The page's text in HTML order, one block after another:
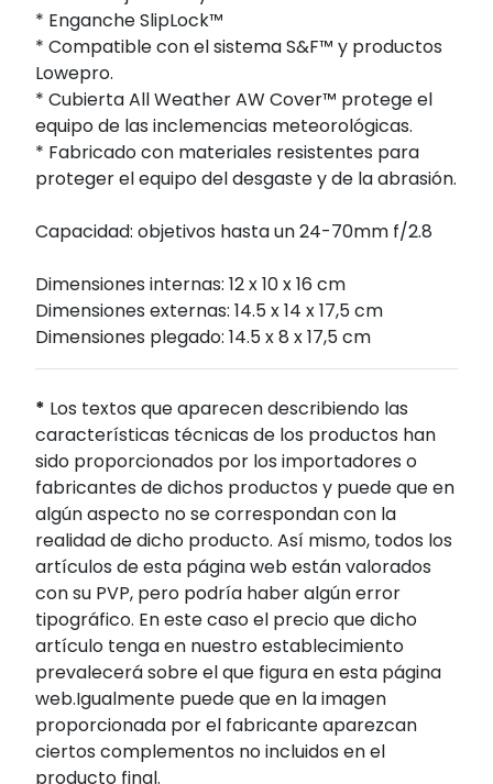
* Enganche SlipLock™
* Compatible con el sistema S&F™ y productos
Lowepro.
* Cubierta All Weather AW Cover™ protege el
equipo de las inclemencias meteorológicas.
* Fabricado con materiales resistentes para
proteger el equipo del desgaste y de la abrasión.
Capacidad: objetivos hasta un 24-70mm f/2.8
Dimensiones internas: 12 x 10 x 16 cm
Dimensiones externas: 14.5 x 14 x 17,5 cm
Dimensiones plegado: 14.5 x 8 x 17,5 cm
* Los textos que aparecen describiendo las
características técnicas de los productos han
sido proporcionados por los importadores o
fabricantes de dichos productos y puede que en
algún aspecto no se correspondan con la
realidad de dicho producto. Así mismo, todos los
artículos de esta página web están valorados
con su PVP, pero podría haber algún error
tipográfico. En este caso el precio que dicho
artículo tenga en nuestro establecimiento
prevalecerá sobre el que figura en esta página
web.Igualmente puede que en la imagen
proporcionada por el fabricante aparezcan
ciertos complementos no incluidos en el
producto final.